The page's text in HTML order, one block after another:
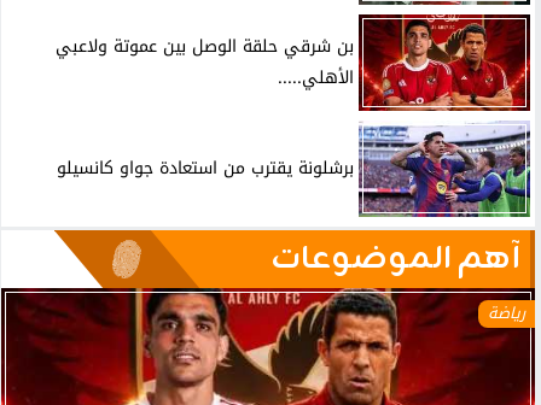
بن شرقي حلقة الوصل بين عموتة ولاعبي
الأهلي.....
برشلونة يقترب من استعادة جواو كانسيلو
آهم الموضوعات
رياضة